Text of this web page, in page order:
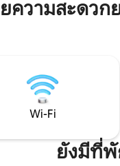
ความสะดว
Wi-Fi
ยังมีที่พั